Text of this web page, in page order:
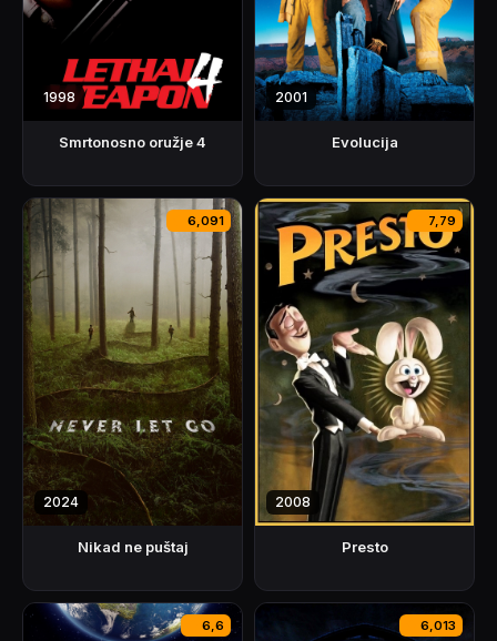
1998
Smrtonosno oružje 4
2001
Evolucija
6,091
2024
Nikad ne puštaj
7,79
2008
Presto
6,6 6,013